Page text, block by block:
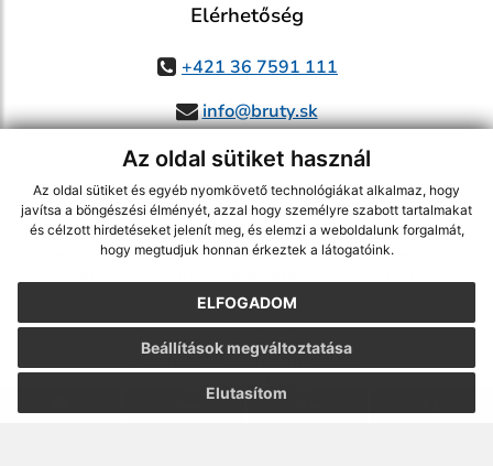
Az oldal sütiket használ
Az oldal sütiket és egyéb nyomkövető technológiákat alkalmaz, hogy
javítsa a böngészési élményét, azzal hogy személyre szabott tartalmakat
és célzott hirdetéseket jelenít meg, és elemzi a weboldalunk forgalmát,
hogy megtudjuk honnan érkeztek a látogatóink.
ELFOGADOM
Elutasítom
Beállítások megváltoztatása
Elérhetőség
+421 36 7591 111
info@bruty.sk
használja ki a legfrissebb információk követését az RSS funkcióval,
ECHELON 2 CMS rendszer (tartalomkezelő rendszer),Honlaptérkép
Internetes portál, webhosting,webex.digital, s.r.o.,Domain-ek
A legutolsó frissítés időpontja:03.08.2026
Nyomtatás|Hozzáférési nyilatkozat